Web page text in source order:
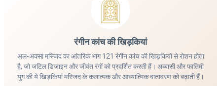
रंगीन कांच की खिड़कियां
अल-अक्सा मस्जिद का आंतरिक भाग 121 रंगीन कांच की खिड़कियों से रोशन होता
है, जो जटिल डिजाइन और जीवंत रंगों को प्रदर्शित करती हैं। अब्बासी और फातिमी
युग की ये खिड़कियां मस्जिद के कलात्मक और आध्यात्मिक वातावरण को बढ़ाती हैं।